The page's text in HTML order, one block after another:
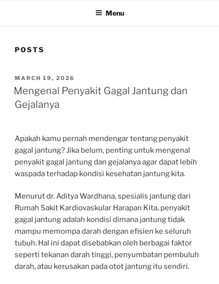
Menu
POSTS
POSTED
ON
MARCH 19, 2026
Mengenal Penyakit Gagal Jantung dan
Gejalanya
Apakah kamu pernah mendengar tentang penyakit
gagal jantung? Jika belum, penting untuk mengenal
penyakit gagal jantung dan gejalanya agar dapat lebih
waspada terhadap kondisi kesehatan jantung kita.
Menurut dr. Aditya Wardhana, spesialis jantung dari
Rumah Sakit Kardiovaskular Harapan Kita, penyakit
gagal jantung adalah kondisi dimana jantung tidak
mampu memompa darah dengan efisien ke seluruh
tubuh. Hal ini dapat disebabkan oleh berbagai faktor
seperti tekanan darah tinggi, penyumbatan pembuluh
darah, atau kerusakan pada otot jantung itu sendiri.